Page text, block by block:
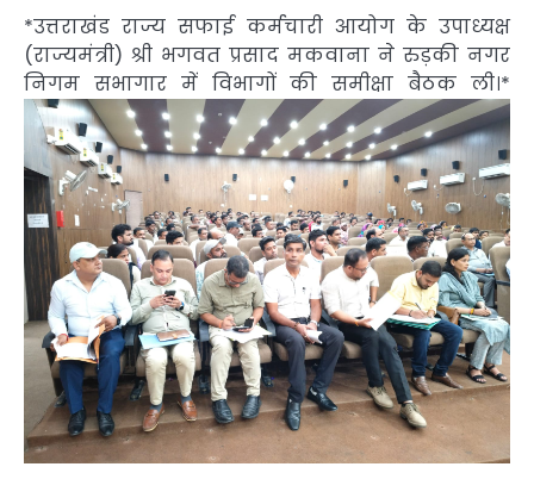
*उत्तराखंड राज्य सफाई कर्मचारी आयोग के उपाध्यक्ष
(राज्यमंत्री) श्री भगवत प्रसाद मकवाना ने रुड़की नगर
निगम सभागार में विभागों की समीक्षा बैठक ली।*